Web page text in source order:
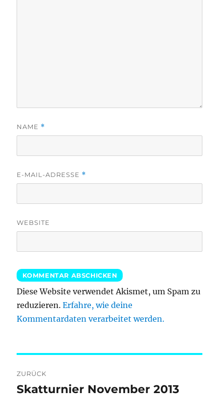
NAME *
E-MAIL-ADRESSE *
WEBSITE
Diese Website verwendet Akismet, um Spam zu
reduzieren.Erfahre, wie deine
Kommentardaten verarbeitet werden.
ZURÜCK
Vorheriger
Skatturnier November 2013